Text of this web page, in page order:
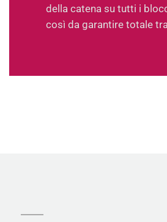
della catena su tutti i
così da garantire totale